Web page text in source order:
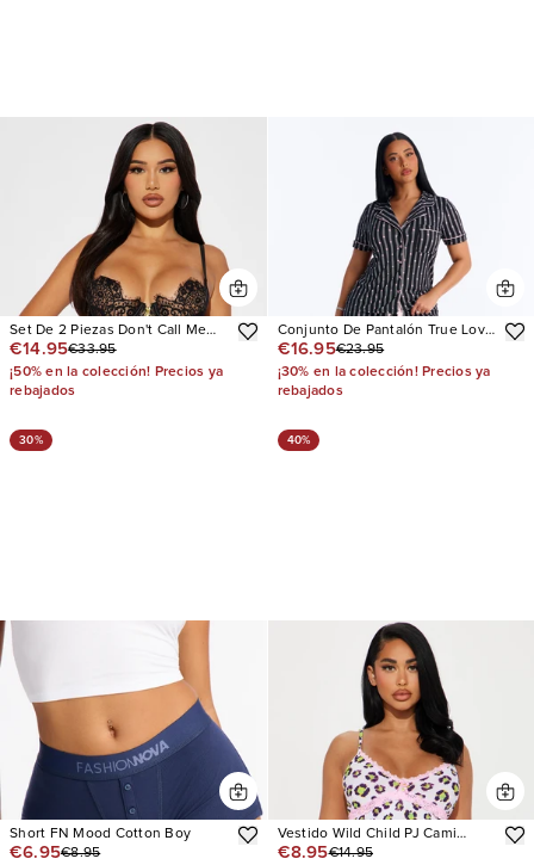
Set De 2 Piezas Don't Call Me
Baby Lace
€14.95€33.95
¡50% en la colección! Precios ya
rebajados
Conjunto De Pantalón True Love
Short Sleeve PJ
€16.95€23.95
¡30% en la colección! Precios ya
rebajados
30%
Short FN Mood Cotton Boy
€6.95€8.95
40%
Vestido Wild Child PJ Cami
Sleep
€8.95€14.95